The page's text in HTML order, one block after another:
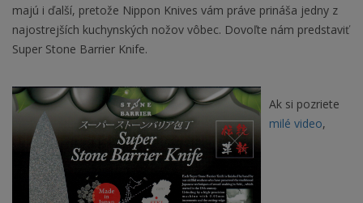
majú i ďalší, pretože Nippon Knives vám práve prináša jedny z
najostrejších kuchynských nožov vôbec. Dovoľte nám predstaviť
Super Stone Barrier Knife.
Ak si pozriete
milé video,